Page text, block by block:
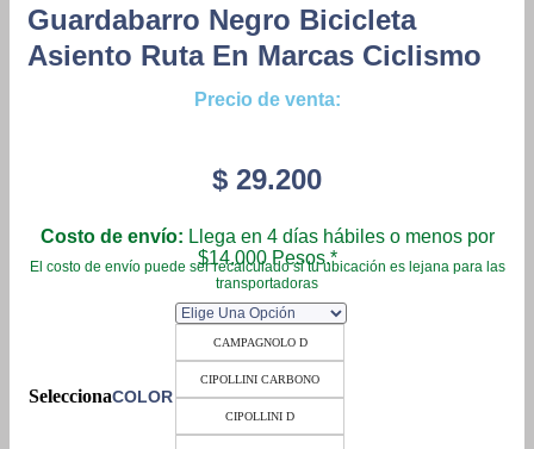
Guardabarro Negro Bicicleta
Asiento Ruta En Marcas Ciclismo
Precio de venta:
$ 29.200
Costo de envío: Llega en 4 días hábiles o menos por
$14.000 Pesos.*
El costo de envío puede ser recalculado si tu ubicación es lejana para las
transportadoras
COLOR
CAMPAGNOLO D
CIPOLLINI CARBONO
CIPOLLINI D